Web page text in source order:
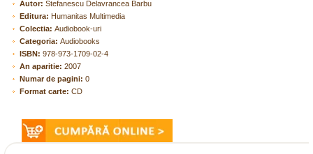
Autor: Stefanescu Delavrancea Barbu
Editura: Humanitas Multimedia
Colectia: Audiobook-uri
Categoria: Audiobooks
ISBN: 978-973-1709-02-4
An aparitie: 2007
Numar de pagini: 0
Format carte: CD